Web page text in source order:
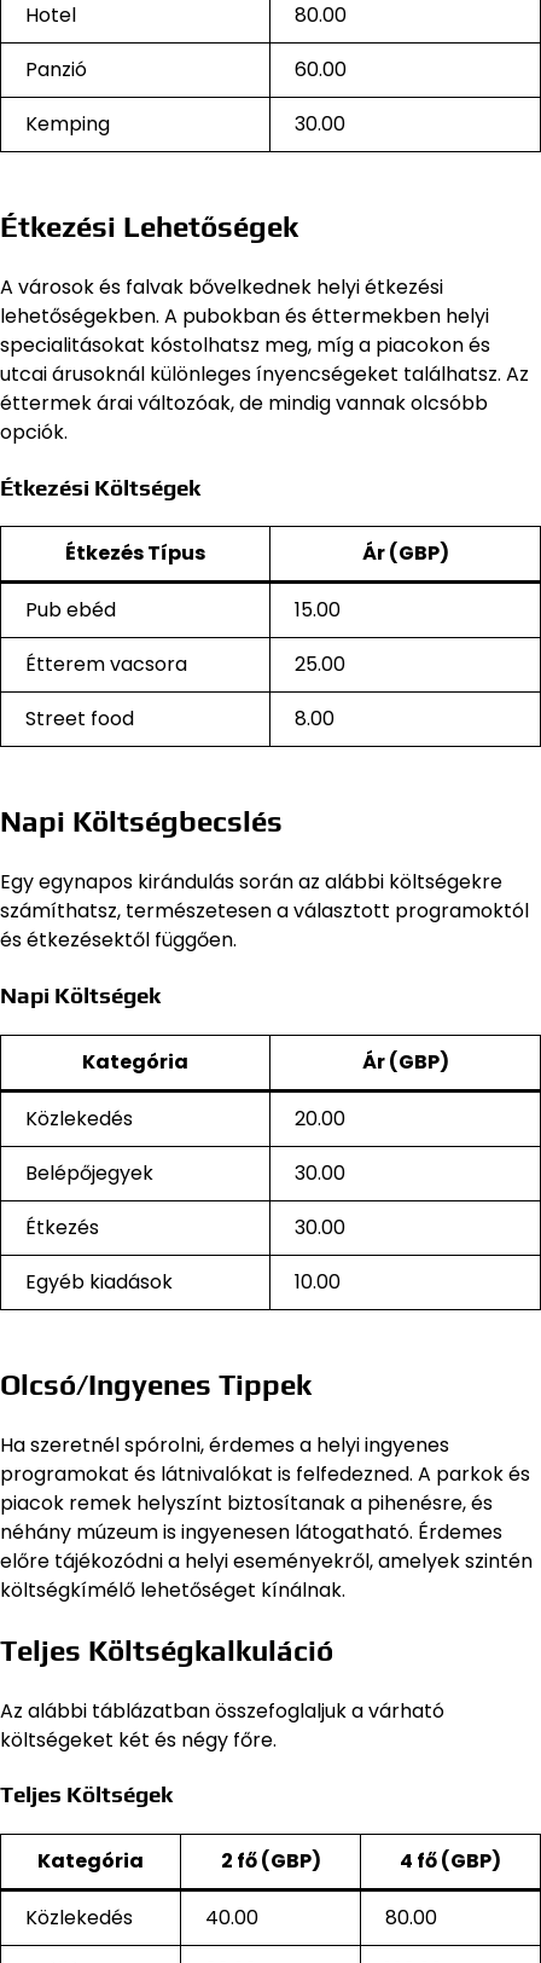
Hotel
80.00
Panzió
60.00
Kemping
30.00
Étkezési Lehetőségek
A városok és falvak bővelkednek helyi étkezési
lehetőségekben. A pubokban és éttermekben helyi
specialitásokat kóstolhatsz meg, míg a piacokon és
utcai árusoknál különleges ínyencségeket találhatsz. Az
éttermek árai változóak, de mindig vannak olcsóbb
opciók.
Étkezési Költségek
Étkezés Típus Ár (GBP)
Pub ebéd
15.00
Étterem vacsora
25.00
Street food
8.00
Napi Költségbecslés
Egy egynapos kirándulás során az alábbi költségekre
számíthatsz, természetesen a választott programoktól
és étkezésektől függően.
Napi Költségek
Kategória Ár (GBP)
Közlekedés
20.00
Belépőjegyek
30.00
Étkezés
30.00
Egyéb kiadások
10.00
Olcsó/Ingyenes Tippek
Ha szeretnél spórolni, érdemes a helyi ingyenes
programokat és látnivalókat is felfedezned. A parkok és
piacok remek helyszínt biztosítanak a pihenésre, és
néhány múzeum is ingyenesen látogatható. Érdemes
előre tájékozódni a helyi eseményekről, amelyek szintén
költségkímélő lehetőséget kínálnak.
Teljes Költségkalkuláció
Az alábbi táblázatban összefoglaljuk a várható
költségeket két és négy főre.
Teljes Költségek
Kategória 2 fő (GBP) 4 fő (GBP)
Közlekedés 40.00
80.00